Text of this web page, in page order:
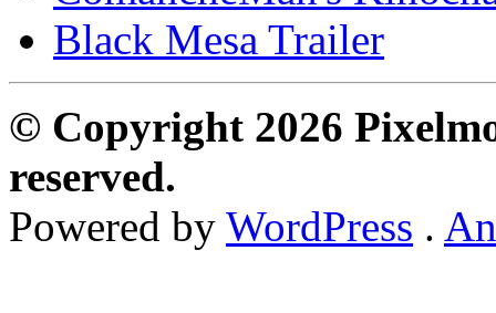
Black Mesa Trailer
© Copyright 2026
reserved.
Powered by WordPress .